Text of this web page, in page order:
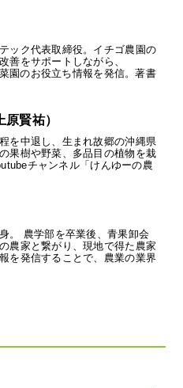
ック代表取締役。イチゴ農園の
善をサポートしながら、
園のお役立ち情報を発信。著書
賢祐）
を中退し、生まれ故郷の沖縄県
果樹や野菜、多品目の植物を栽
チャンネル「けんゆーの農
。 農学部を卒業後、青果卸会
農家と繋がり、現地で得た農家
を発信することで、農業の業界